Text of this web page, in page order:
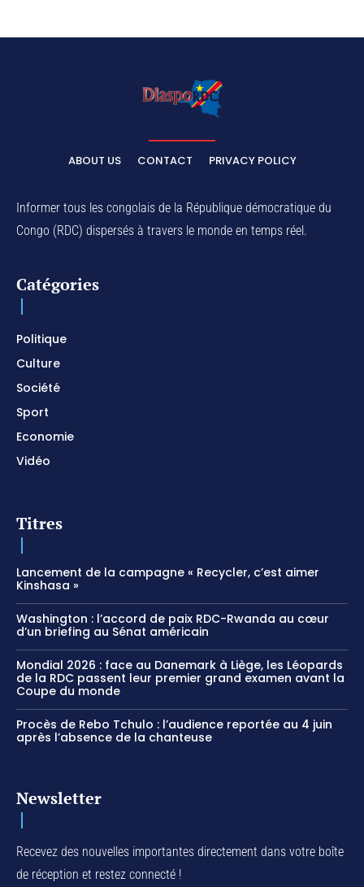
Dieu de Secours - God of Rescue / Adoration
Yahweh Sabaoth / Prophetic Worship Instrumental
/ Piano pour prier / Instrumental d'intercession
ELIKIA NA NGAI / Instrumental de Prière / 1H
01:03:38
Piano pour prier / Soaking Worship Instrumental
01:17:32
For Your Name Is Holy / Prophetic Worship
I SURRENDER / Soaking Worship Instrumental /
ABOUT US CONTACT PRIVACY POLICY
Informer tous les congolais de la République démocratique du
Congo (RDC) dispersés à travers le monde en temps réel.
Catégories
Politique
Culture
Société
Sport
Economie
Vidéo
Titres
Lancement de la campagne « Recycler, c’est aimer
Kinshasa »
Washington : l’accord de paix RDC-Rwanda au cœur
d’un briefing au Sénat américain
Mondial 2026 : face au Danemark à Liège, les Léopards
de la RDC passent leur premier grand examen avant la
Coupe du monde
Procès de Rebo Tchulo : l’audience reportée au 4 juin
après l’absence de la chanteuse
Newsletter
Recevez des nouvelles importantes directement dans votre boîte
de réception et restez connecté !